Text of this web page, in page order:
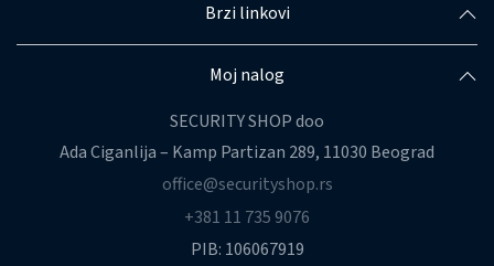
Brzi linkovi
Moj nalog
SECURITY SHOP doo
Ada Ciganlija – Kamp Partizan 289, 11030 Beograd
office@securityshop.rs
+381 11 735 9076
PIB: 106067919